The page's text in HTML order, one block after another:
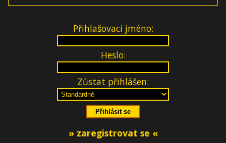
Přihlašovací jméno:
Heslo:
Zůstat přihlášen:
» zaregistrovat se «